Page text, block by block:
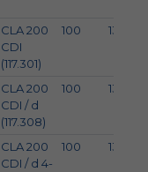
CLA 200
CDI
(117.301)
100 136
CLA 200
CDI / d
(117.308)
100 136
CLA 200
CDI / d 4-
100 136